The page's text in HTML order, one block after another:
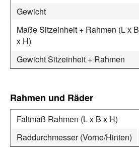
Gewicht
Maße Sitzeinheit + Rahmen (L x B
x H)
Gewicht Sitzeinheit + Rahmen
Rahmen und Räder
Faltmaß Rahmen (L x B x H)
Raddurchmesser (Vorne/Hinten)